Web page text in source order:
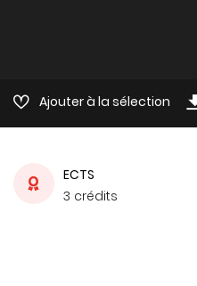
Ajouter à la sélection
ECTS
3 crédits